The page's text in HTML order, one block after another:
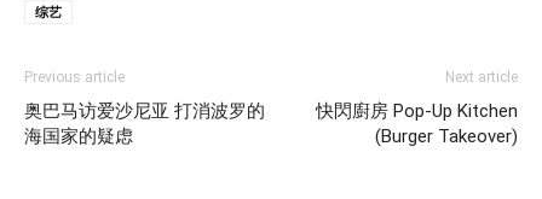
综艺
Previous article
奥巴马访爱沙尼亚 打消波罗的
海国家的疑虑
Next article
快閃廚房 Pop-Up Kitchen
(Burger Takeover)